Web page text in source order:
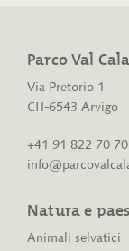
Parco Val
Via Pretorio 1
CH-6543 Arvigo
+41 91 822 70 70
Natura e
Animali selvatici